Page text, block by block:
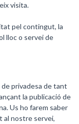
visita.
pel contingut, la
lloc o servei de
privadesa de tant
la publicació de
Us ho farem saber
al nostre servei,